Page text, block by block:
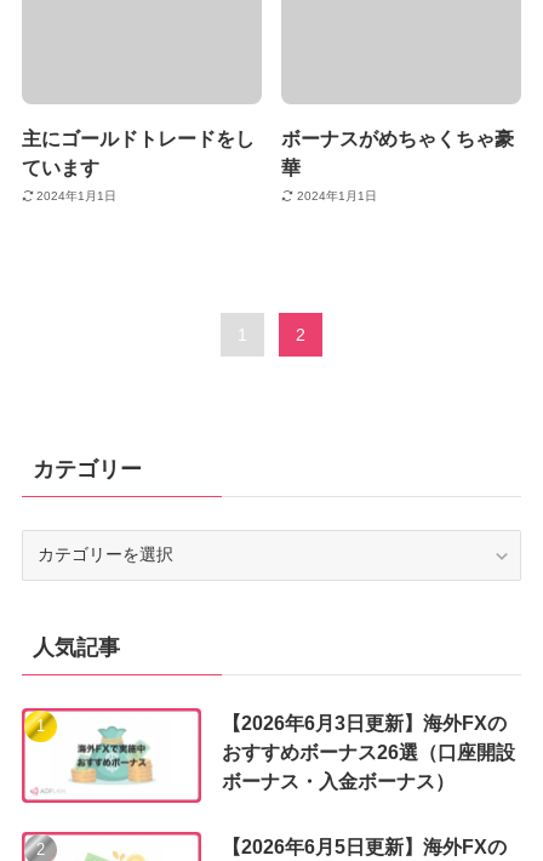
主にゴールドトレードをし
ています
2024年1月1日
ボーナスがめちゃくちゃ豪
華
2024年1月1日
1 2
カテゴリー
人気記事
【2026年6月3日更新】海外FXの
おすすめボーナス26選（口座開設
ボーナス・入金ボーナス）
【2026年6月5日更新】海外FXの